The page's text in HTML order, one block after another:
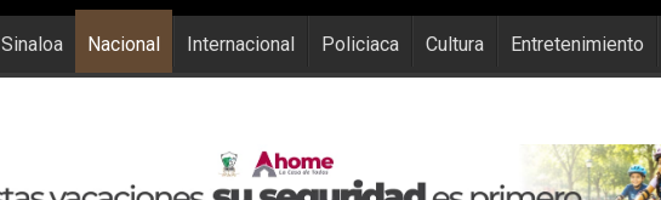
Sinaloa Nacional Internacional Policiaca Cultura Entretenimiento